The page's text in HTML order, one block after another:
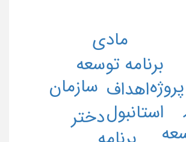
استانبول
اهداف
برنامه
برنامه توسعه
پروژه
دختر
سازمان
مادی